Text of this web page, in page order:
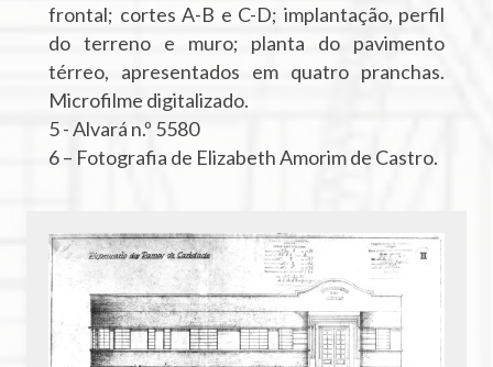
frontal; cortes A-B e C-D; implantação, perfil
do terreno e muro; planta do pavimento
térreo, apresentados em quatro pranchas.
Microfilme digitalizado.
5 - Alvará n.º 5580
6 – Fotografia de Elizabeth Amorim de Castro.